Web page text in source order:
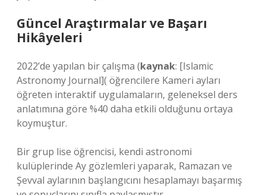
Güncel Araştırmalar ve Başarı
Hikâyeleri
2022’de yapılan bir çalışma (kaynak: [Islamic
Astronomy Journal]( öğrencilere Kameri ayları
öğreten interaktif uygulamaların, geleneksel ders
anlatımına göre %40 daha etkili olduğunu ortaya
koymuştur.
Bir grup lise öğrencisi, kendi astronomi
kulüplerinde Ay gözlemleri yaparak, Ramazan ve
Şevval aylarının başlangıcını hesaplamayı başarmış